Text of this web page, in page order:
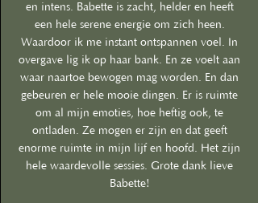
en intens. Babette is zacht, helder en heeft
een hele serene energie om zich heen.
Waardoor ik me instant ontspannen voel. In
overgave lig ik op haar bank. En ze voelt aan
waar naartoe bewogen mag worden. En dan
gebeuren er hele mooie dingen. Er is ruimte
om al mijn emoties, hoe heftig ook, te
ontladen. Ze mogen er zijn en dat geeft
enorme ruimte in mijn lijf en hoofd. Het zijn
hele waardevolle sessies. Grote dank lieve
Babette!